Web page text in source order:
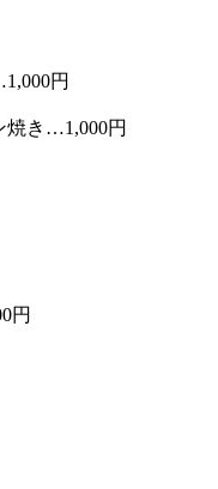
円
焼き…1,000円
円